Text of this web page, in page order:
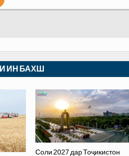
ИН БАХШ
Соли 2027 дар Тоҷикистон